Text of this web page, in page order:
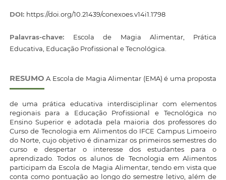
DOI: https://doi.org/10.21439/conexoes.v14i1.1798
Palavras-chave: Escola de Magia Alimentar, Prática
Educativa, Educação Profissional e Tecnológica.
RESUMO A Escola de Magia Alimentar (EMA) é uma proposta
de uma prática educativa interdisciplinar com elementos
regionais para a Educação Profissional e Tecnológica no
Ensino Superior e adotada pela maioria dos professores do
Curso de Tecnologia em Alimentos do IFCE Campus Limoeiro
do Norte, cujo objetivo é dinamizar os primeiros semestres do
curso e despertar o interesse dos estudantes para o
aprendizado. Todos os alunos de Tecnologia em Alimentos
participam da Escola de Magia Alimentar, tendo em vista que
conta como pontuação ao longo do semestre letivo, além de